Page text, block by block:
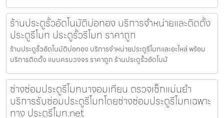
ร้านประตูรั้วอัตโนมัติบ่อทอง บริการจำหน่ายและติดตั้ง
ประตูรีโมท ประตูรั้วรีโมท ราคาถูก
ร้านประตูรั้วอัตโนมัติบ่อทอง บริการจำหน่ายประตูรีโมทและอะไหล่ พร้อม
บริการติดตั้ง แบบครบวงจร ราคาถูก ร้านประตูรั้วอัตโนมั
ช่างซ่อมประตูรีโมทนาจอมเทียน ตรวจเช็กแม่นยำ
บริการรับซ่อมประตูรีโมทโดยช่างซ่อมประตูรีโมทเฉพาะ
ทาง ประตูรีโมท.net